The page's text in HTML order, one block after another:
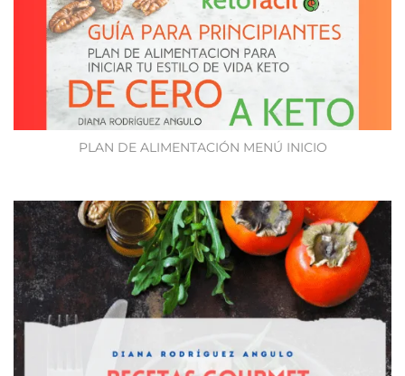
PLAN DE ALIMENTACIÓN MENÚ INICIO